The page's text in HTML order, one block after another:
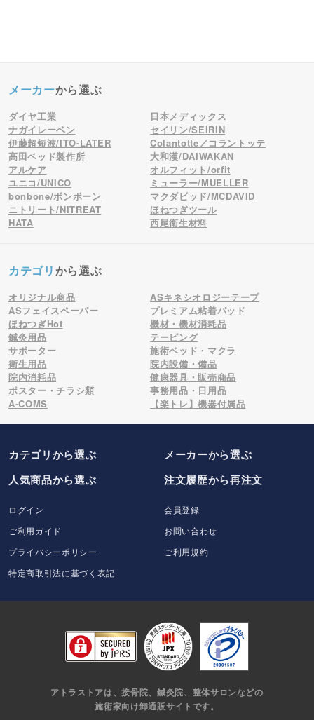
メーカーから選ぶ
ダイヤ工業
日本メディックス
ナガイレーベン
セイリン/SEIRIN
伊藤超短波/ITO-LATER
Colantotte／コラントッテ
高田ベッド製作所
大和漢/DAIWAKAN
アルケア
オルフィット/orfit
ユニコ/UNICO
ミューラー/MUELLER
bonbone/ボンボーン
マクダビッド/MCDAVID
ニトリート/NITREAT
ほねつぎツール
HATA
西尾衛生材料
カテゴリから選ぶ
オリジナル商品
ASキネシオロジーテープ
ASフェイスペーパー
プレミアム粘着パッド
ほねつぎHot
機材・機材消耗品
鍼灸用品
テーピング
サポーター
施術ベッド・マクラ
衛生用品
院内設備・備品
院内消耗品
健康器具・販売商品
ポスター・チラシ類
事務用品・日用品
A-COMS
【楽トレ】機器付属品
カテゴリから選ぶ メーカーから選ぶ
人気商品から選ぶ
注文履歴から再注文
ログイン
会員登録
ご利用ガイド
お問い合わせ
プライバシーポリシー
ご利用規約
特定商取引法に基づく表記
アトラストアは、接骨院、鍼灸院、整体サロンなどの
施術家向け卸通販サイトです。